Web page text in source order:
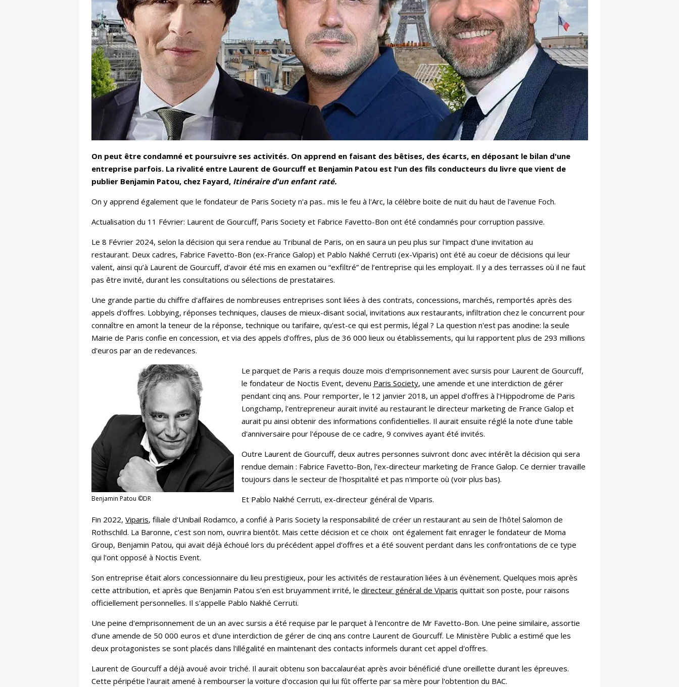
On peut être condamné et poursuivre ses activités. On apprend en faisant des bêtises, des écarts, en déposant le bilan d'une
entreprise parfois. La rivalité entre Laurent de Gourcuff et Benjamin Patou est l'un des fils conducteurs du livre que vient de
publier Benjamin Patou, chez Fayard, Itinéraire d'un enfant raté.
On y apprend également que le fondateur de Paris Society n'a pas.. mis le feu à l'Arc, la célèbre boite de nuit du haut de l'avenue Foch.
Actualisation du 11 Février: Laurent de Gourcuff, Paris Society et Fabrice Favetto-Bon ont été condamnés pour corruption passive.
Le 8 Février 2024, selon la décision qui sera rendue au Tribunal de Paris, on en saura un peu plus sur l'impact d'une invitation au
restaurant. Deux cadres, Fabrice Favetto-Bon (ex-France Galop) et Pablo Nakhé Cerruti (ex-Viparis) ont été au coeur de décisions qui leur
valent, ainsi qu’à Laurent de Gourcuff, d’avoir été mis en examen ou “exfiltré” de l’entreprise qui les employait. Il y a des terrasses où il ne faut
pas être invité, durant les consultations ou sélections de prestataires.
Une grande partie du chiffre d'affaires de nombreuses entreprises sont liées à des contrats, concessions, marchés, remportés après des
appels d'offres. Lobbying, réponses techniques, clauses de mieux-disant social, invitations aux restaurants, infiltration chez le concurrent pour
connaître en amont la teneur de la réponse, technique ou tarifaire, qu'est-ce qui est permis, légal ? La question n'est pas anodine: la seule
Mairie de Paris confie en concession, et via des appels d'offres, plus de 36 000 lieux ou établissements, qui lui rapportent plus de 293 millions
d'euros par an de redevances.
Benjamin Patou ©DR
Le parquet de Paris a requis douze mois d'emprisonnement avec sursis pour Laurent de Gourcuff,
le fondateur de Noctis Event, devenu Paris Society, une amende et une interdiction de gérer
pendant cinq ans. Pour remporter, le 12 janvier 2018, un appel d'offres à l'Hippodrome de Paris
Longchamp, l'entrepreneur aurait invité au restaurant le directeur marketing de France Galop et
aurait pu ainsi obtenir des informations confidentielles. Il aurait ensuite réglé la note d'une table
d'anniversaire pour l'épouse de ce cadre, 9 convives ayant été invités.
Outre Laurent de Gourcuff, deux autres personnes suivront donc avec intérêt la décision qui sera
rendue demain : Fabrice Favetto-Bon, l'ex-directeur marketing de France Galop. Ce dernier travaille
toujours dans le secteur de l'hospitalité et pas n'importe où (voir plus bas).
Et Pablo Nakhé Cerruti, ex-directeur général de Viparis.
Fin 2022, Viparis, filiale d'Unibail Rodamco, a confié à Paris Society la responsabilité de créer un restaurant au sein de l'hôtel Salomon de
Rothschild. La Baronne, c'est son nom, ouvrira bientôt. Mais cette décision et ce choix ont également fait enrager le fondateur de Moma
Group, Benjamin Patou, qui avait déjà échoué lors du précédent appel d'offres et a été souvent perdant dans les confrontations de ce type
qui l'ont opposé à Noctis Event.
Son entreprise était alors concessionnaire du lieu prestigieux, pour les activités de restauration liées à un évènement. Quelques mois après
cette attribution, et après que Benjamin Patou s'en est bruyamment irrité, le directeur général de Viparis quittait son poste, pour raisons
officiellement personnelles. Il s'appelle Pablo Nakhé Cerruti.
Une peine d'emprisonnement de un an avec sursis a été requise par le parquet à l'encontre de Mr Favetto-Bon. Une peine similaire, assortie
d'une amende de 50 000 euros et d'une interdiction de gérer de cinq ans contre Laurent de Gourcuff. Le Ministère Public a estimé que les
deux protagonistes se sont placés dans l'illégalité en maintenant des contacts informels durant cet appel d'offres.
Laurent de Gourcuff a déjà avoué avoir triché. Il aurait obtenu son baccalauréat après avoir bénéficié d'une oreillette durant les épreuves.
Cette péripétie l'aurait amené à rembourser la voiture d'occasion qui lui fût offerte par sa mère pour l'obtention du BAC.